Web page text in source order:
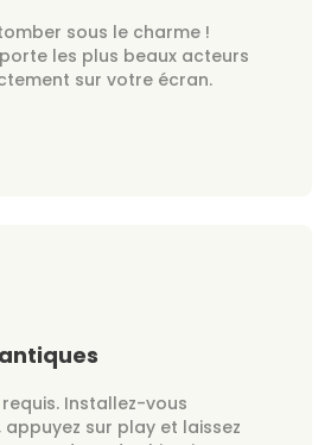
sous le charme !
les plus beaux acteurs
sur votre écran.
Installez-vous
sur play et laissez